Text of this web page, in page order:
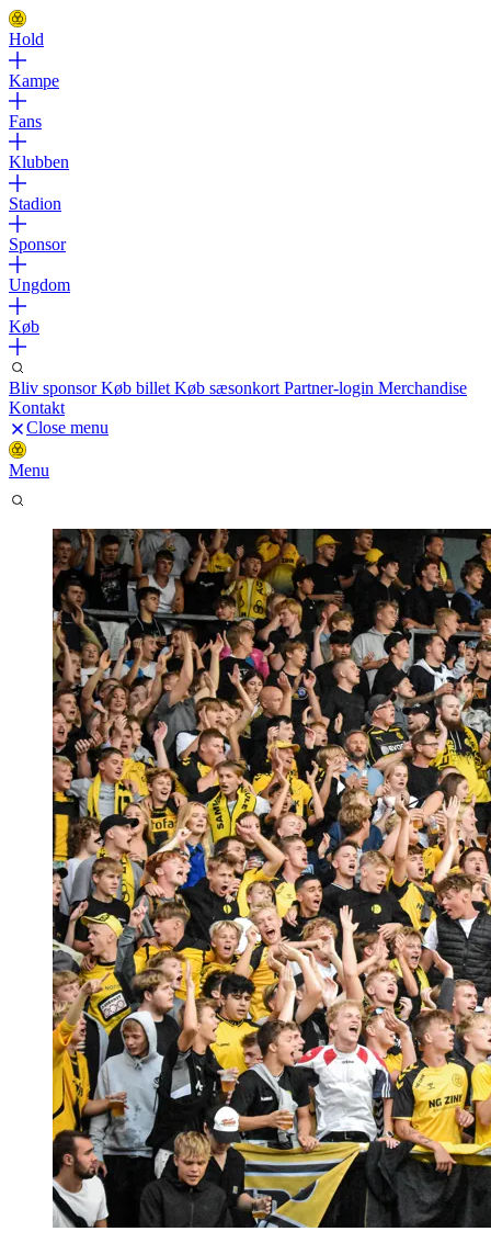
Hold
Kampe
Fans
Klubben
Stadion
Sponsor
Ungdom
Køb
Bliv sponsorKøb billet Køb sæsonkort Partner-login Merchandise
Kontakt
Close menu
Menu